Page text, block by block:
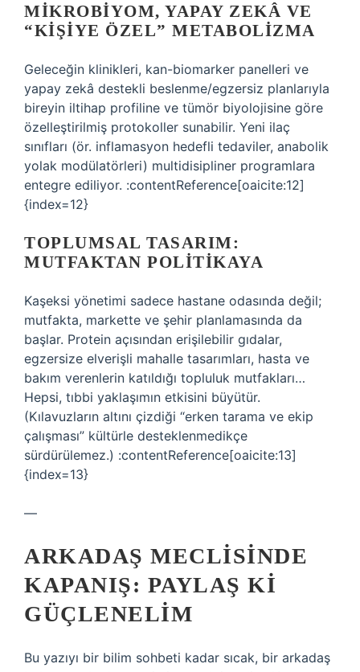
MIKROBIYOM, YAPAY ZEKÂ VE
“KIŞIYE ÖZEL” METABOLIZMA
Geleceğin klinikleri, kan-biomarker ­panelleri ve
yapay zekâ destekli beslenme/egzersiz planlarıyla
bireyin iltihap profiline ve tümör biyolojisine göre
özelleştirilmiş protokoller sunabilir. Yeni ilaç
sınıfları (ör. inflamasyon hedefli tedaviler, anabolik
yolak modülatörleri) multidisipliner programlara
entegre ediliyor. :contentReference[oaicite:12]
{index=12}
TOPLUMSAL TASARIM:
MUTFAKTAN POLITIKAYA
Kaşeksi yönetimi sadece hastane odasında değil;
mutfakta, markette ve şehir planlamasında da
başlar. Protein açısından erişilebilir gıdalar,
egzersize elverişli mahalle tasarımları, hasta ve
bakım verenlerin katıldığı topluluk mutfakları…
Hepsi, tıbbi yaklaşımın etkisini büyütür.
(Kılavuzların altını çizdiği “erken tarama ve ekip
çalışması” kültürle desteklenmedikçe
sürdürülemez.) :contentReference[oaicite:13]
{index=13}
—
ARKADAŞ MECLISINDE
KAPANIŞ: PAYLAŞ KI
GÜÇLENELIM
Bu yazıyı bir bilim sohbeti kadar sıcak, bir arkadaş